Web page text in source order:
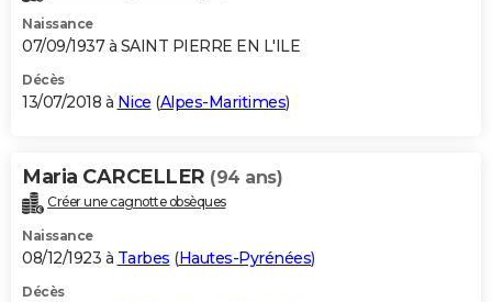
Naissance
07/09/1937 à SAINT PIERRE EN L'ILE
Décès
13/07/2018 à Nice (Alpes-Maritimes)
Maria CARCELLER (94 ans)
Créer une cagnotte obsèques
Naissance
08/12/1923 à Tarbes (Hautes-Pyrénées)
Décès